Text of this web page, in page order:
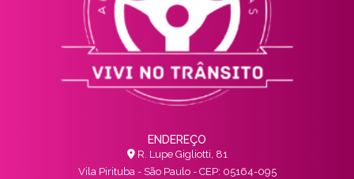
ENDEREÇO
R. Lupe Gigliotti, 81
Vila Pirituba - São Paulo - CEP: 05164-095